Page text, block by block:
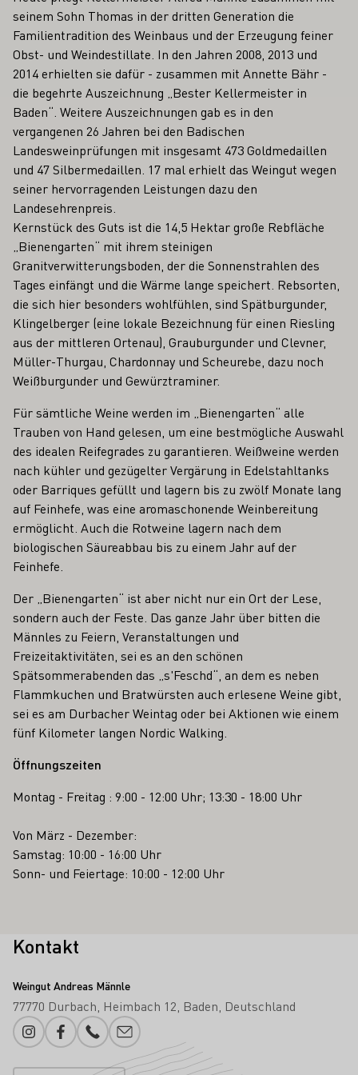
seinem Sohn Thomas in der dritten Generation die
Familientradition des Weinbaus und der Erzeugung feiner
Obst- und Weindestillate. In den Jahren 2008, 2013 und
2014 erhielten sie dafür - zusammen mit Annette Bähr -
die begehrte Auszeichnung „Bester Kellermeister in
Baden“. Weitere Auszeichnungen gab es in den
vergangenen 26 Jahren bei den Badischen
Landesweinprüfungen mit insgesamt 473 Goldmedaillen
und 47 Silbermedaillen. 17 mal erhielt das Weingut wegen
seiner hervorragenden Leistungen dazu den
Landesehrenpreis.
Kernstück des Guts ist die 14,5 Hektar große Rebfläche
„Bienengarten“ mit ihrem steinigen
Granitverwitterungsboden, der die Sonnenstrahlen des
Tages einfängt und die Wärme lange speichert. Rebsorten,
die sich hier besonders wohlfühlen, sind Spätburgunder,
Klingelberger (eine lokale Bezeichnung für einen Riesling
aus der mittleren Ortenau), Grauburgunder und Clevner,
Müller-Thurgau, Chardonnay und Scheurebe, dazu noch
Weißburgunder und Gewürztraminer.
Für sämtliche Weine werden im „Bienengarten“ alle
Trauben von Hand gelesen, um eine bestmögliche Auswahl
des idealen Reifegrades zu garantieren. Weißweine werden
nach kühler und gezügelter Vergärung in Edelstahltanks
oder Barriques gefüllt und lagern bis zu zwölf Monate lang
auf Feinhefe, was eine aromaschonende Weinbereitung
ermöglicht. Auch die Rotweine lagern nach dem
biologischen Säureabbau bis zu einem Jahr auf der
Feinhefe.
Der „Bienengarten“ ist aber nicht nur ein Ort der Lese,
sondern auch der Feste. Das ganze Jahr über bitten die
Männles zu Feiern, Veranstaltungen und
Freizeitaktivitäten, sei es an den schönen
Spätsommerabenden das „s'Feschd“, an dem es neben
Flammkuchen und Bratwürsten auch erlesene Weine gibt,
sei es am Durbacher Weintag oder bei Aktionen wie einem
fünf Kilometer langen Nordic Walking.
Öffnungszeiten
Montag - Freitag : 9:00 - 12:00 Uhr; 13:30 - 18:00 Uhr
Von März - Dezember:
Samstag: 10:00 - 16:00 Uhr
Sonn- und Feiertage: 10:00 - 12:00 Uhr
Kontakt
Weingut Andreas Männle
77770 Durbach Heimbach 12 Baden Deutschland
InstagramFacebookTelefonnummer
E-Mail-Adresse